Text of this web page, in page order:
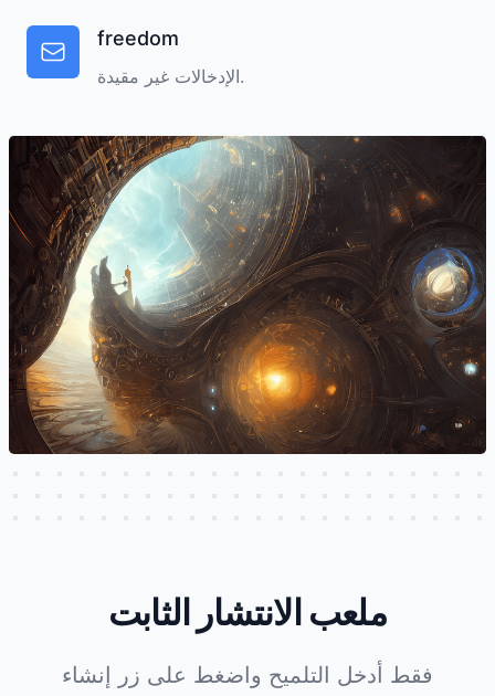
freedom
الإدخالات غير مقيدة.
ملعب الانتشار الثابت
فقط أدخل التلميح واضغط على زر إنشاء